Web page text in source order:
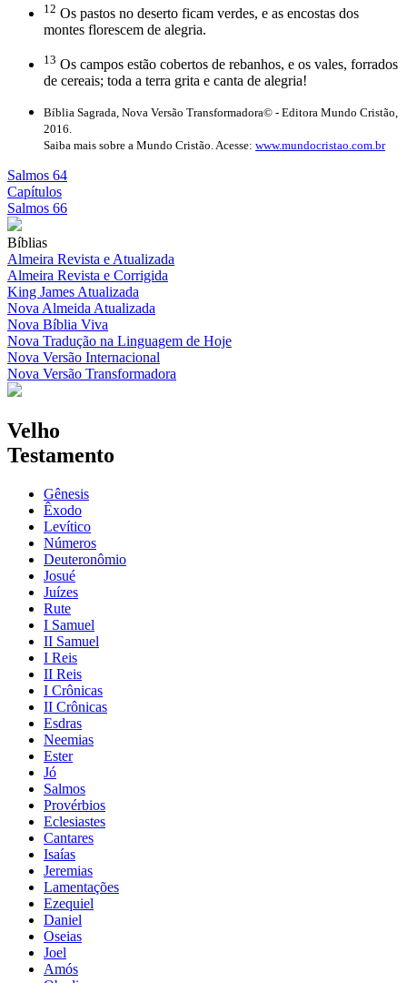
12 Os pastos no deserto ficam verdes, e as encostas dos
montes florescem de alegria.
13 Os campos estão cobertos de rebanhos, e os vales, forrados
de cereais; toda a terra grita e canta de alegria!
Bíblia Sagrada, Nova Versão Transformadora© - Editora Mundo Cristão,
2016.
Saiba mais sobre a Mundo Cristão. Acesse: www.mundocristao.com.br
Salmos 64
Capítulos
Salmos 66
Bíblias
Almeira Revista e Atualizada
Almeira Revista e Corrigida
King James Atualizada
Nova Almeida Atualizada
Nova Bíblia Viva
Nova Tradução na Linguagem de Hoje
Nova Versão Internacional
Nova Versão Transformadora
Velho
Testamento
Gênesis
Êxodo
Levítico
Números
Deuteronômio
Josué
Juízes
Rute
I Samuel
II Samuel
I Reis
II Reis
I Crônicas
II Crônicas
Esdras
Neemias
Ester
Jó
Salmos
Provérbios
Eclesiastes
Cantares
Isaías
Jeremias
Lamentações
Ezequiel
Daniel
Oseias
Joel
Amós